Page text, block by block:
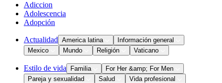
Adiccion
Adolescencia
Adopción
Actualidad America latina
Información general
Mexico
Mundo Religión Vaticano
Estilo de vida Familia
For Her &amp; For Men
Pareja y sexualidad
Salud Vida profesional